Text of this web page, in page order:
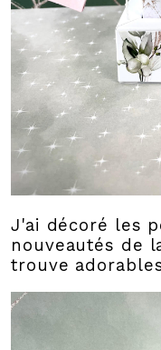
J'ai décoré les
nouveautés de
trouve